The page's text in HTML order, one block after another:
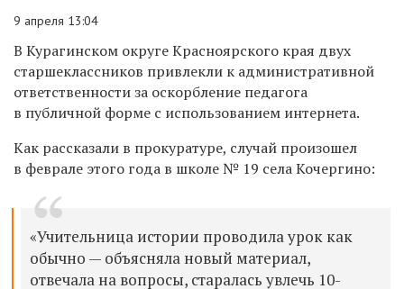
9 апреля 13:04
В Курагинском округе Красноярского края двух
старшеклассников привлекли к административной
ответственности за оскорбление педагога
в публичной форме с использованием интернета.
Как рассказали в прокуратуре, случай произошел
в феврале этого года в школе № 19 села Кочергино:
«Учительница истории проводила урок как
обычно — объясняла новый материал,
отвечала на вопросы, старалась увлечь 10-